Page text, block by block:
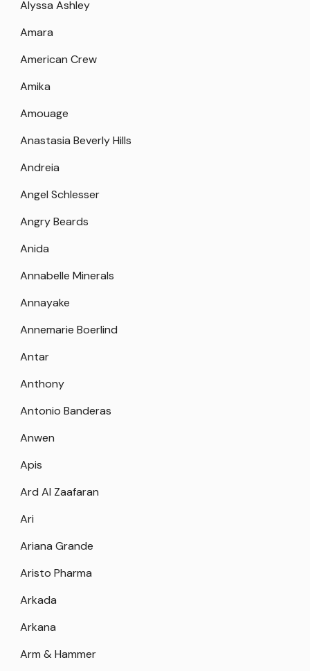
Alyssa Ashley
Amara
American Crew
Amika
Amouage
Anastasia Beverly Hills
Andreia
Angel Schlesser
Angry Beards
Anida
Annabelle Minerals
Annayake
Annemarie Boerlind
Antar
Anthony
Antonio Banderas
Anwen
Apis
Ard Al Zaafaran
Ari
Ariana Grande
Aristo Pharma
Arkada
Arkana
Arm & Hammer